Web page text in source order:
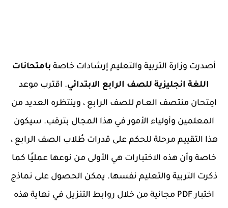
أصدرت وزارة التربية والتعليم إرشادات خاصة بامتحانات
اللغة انجليزية للصف الرابع الابتدائي. اقترب موعد
امِتحان منتصف العـام للصف الرابع ، وينتظره العديد من
المعلمين وأولياء الأمور في هذا المجال بترقب. سيكون
هذا التقييم مرحلة للحكم على قدرات طُلاب الصف الرابع ،
خاصة وأن هذه الاختبارات هي الأولى من نوعها عمليًا كما
ذكرت التربية والتعليم نفسها. يمكن الحصول على نماذج
اختبار PDF مجانية من خلال روابط التنزيل في نهاية هذه